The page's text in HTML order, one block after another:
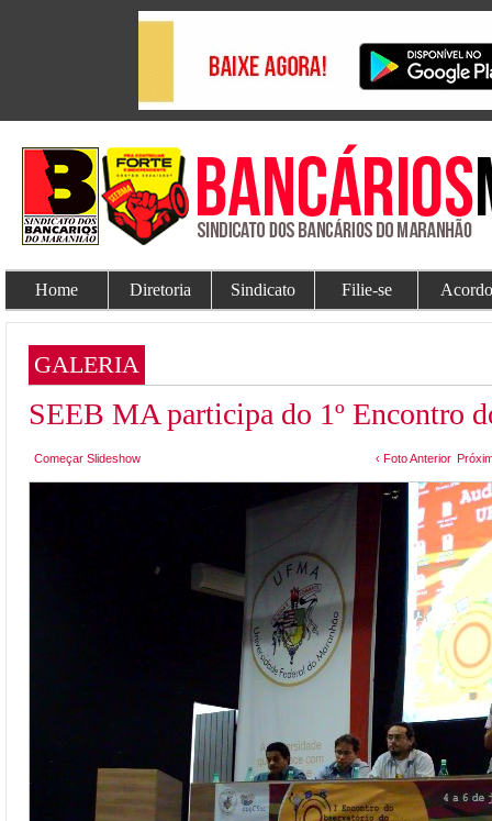
Home Diretoria Sindicato Filie-se
GALERIA
SEEB MA participa do 1º Encontro
Começar Slideshow ‹ Foto Anterior